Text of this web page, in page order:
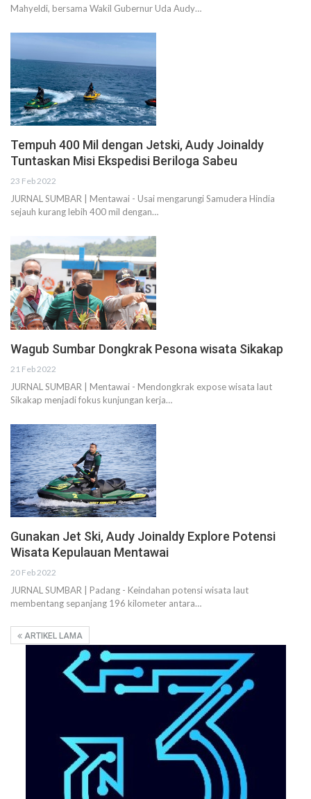
Mahyeldi, bersama Wakil Gubernur Uda Audy…
Tempuh 400 Mil dengan Jetski, Audy Joinaldy
Tuntaskan Misi Ekspedisi Beriloga Sabeu
23 Feb 2022
JURNAL SUMBAR | Mentawai - Usai mengarungi Samudera Hindia
sejauh kurang lebih 400 mil dengan…
Wagub Sumbar Dongkrak Pesona wisata Sikakap
21 Feb 2022
JURNAL SUMBAR | Mentawai - Mendongkrak expose wisata laut
Sikakap menjadi fokus kunjungan kerja…
Gunakan Jet Ski, Audy Joinaldy Explore Potensi
Wisata Kepulauan Mentawai
20 Feb 2022
JURNAL SUMBAR | Padang - Keindahan potensi wisata laut
membentang sepanjang 196 kilometer antara…
ARTIKEL LAMA